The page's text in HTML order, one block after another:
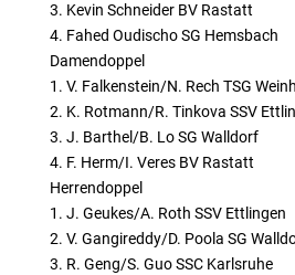
3. Kevin Schneider BV Rastatt
4. Fahed Oudischo SG Hemsbach
Damendoppel
1. V. Falkenstein/N. Rech TSG
2. K. Rotmann/R. Tinkova SSV
3. J. Barthel/B. Lo SG Walldorf
4. F. Herm/I. Veres BV Rastatt
Herrendoppel
1. J. Geukes/A. Roth SSV Ettlingen
2. V. Gangireddy/D. Poola SG
3. R. Geng/S. Guo SSC Karlsruhe